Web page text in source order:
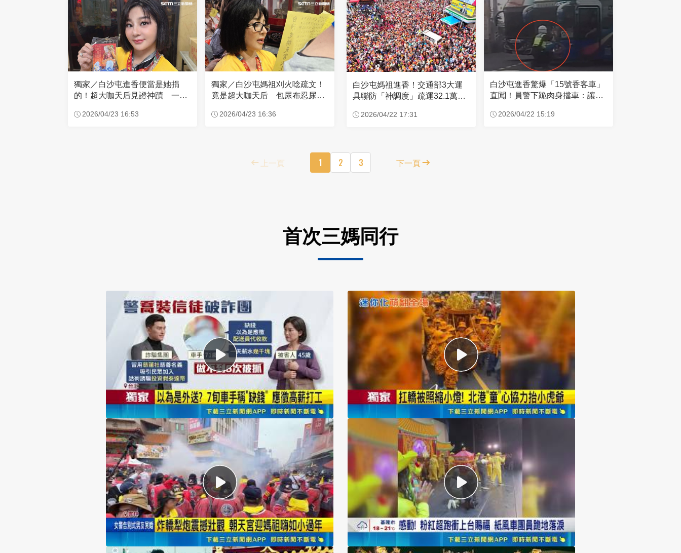
獨家／白沙屯進香便當是她捐
的！超大咖天后見證神蹟 一靠
2026/04/23 16:53
獨家／白沙屯媽祖刈火唸疏文！
竟是超大咖天后 包尿布忍尿5
2026/04/23 16:36
白沙屯媽祖進香！交通部3大運
具聯防「神調度」疏運32.1萬創
2026/04/22 17:31
白沙屯進香驚爆「15號香客車」
直闖！員警下跪肉身擋車：讓行
2026/04/22 15:19
上一頁 1 2 3 下一頁
首次三媽同行